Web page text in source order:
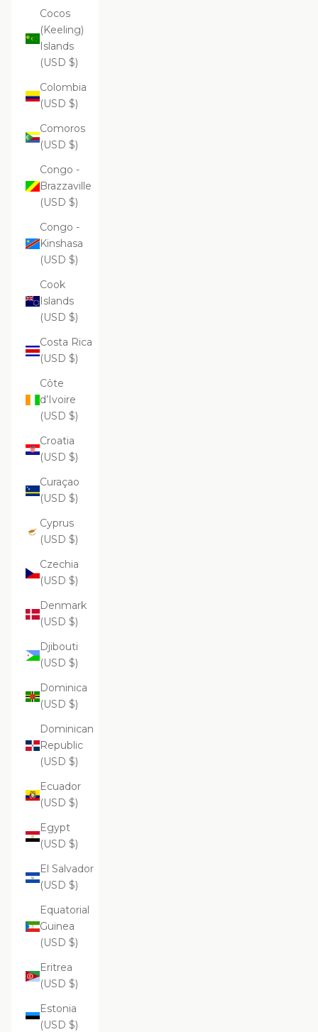
Cocos
(Keeling)
Islands
(USD $)
Colombia
(USD $)
Comoros
(USD $)
Congo -
Brazzaville
(USD $)
Congo -
Kinshasa
(USD $)
Cook
Islands
(USD $)
Costa Rica
(USD $)
Côte
d’Ivoire
(USD $)
Croatia
(USD $)
Curaçao
(USD $)
Cyprus
(USD $)
Czechia
(USD $)
Denmark
(USD $)
Djibouti
(USD $)
Dominica
(USD $)
Dominican
Republic
(USD $)
Ecuador
(USD $)
Egypt
(USD $)
El Salvador
(USD $)
Equatorial
Guinea
(USD $)
Eritrea
(USD $)
Estonia
(USD $)